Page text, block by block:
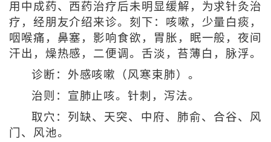
用中成药、西药治疗后未明显缓解，为求针灸治
疗，经朋友介绍来诊。刻下：咳嗽，少量白痰，
咽喉痛，鼻塞，影响食欲，胃胀，眠一般，夜间
汗出，燥热感，二便调。舌淡，苔薄白，脉浮。
诊断：外感咳嗽（风寒束肺）。
治则：宣肺止咳。针刺，泻法。
取穴：列缺、天突、中府、肺俞、合谷、风
门、风池。